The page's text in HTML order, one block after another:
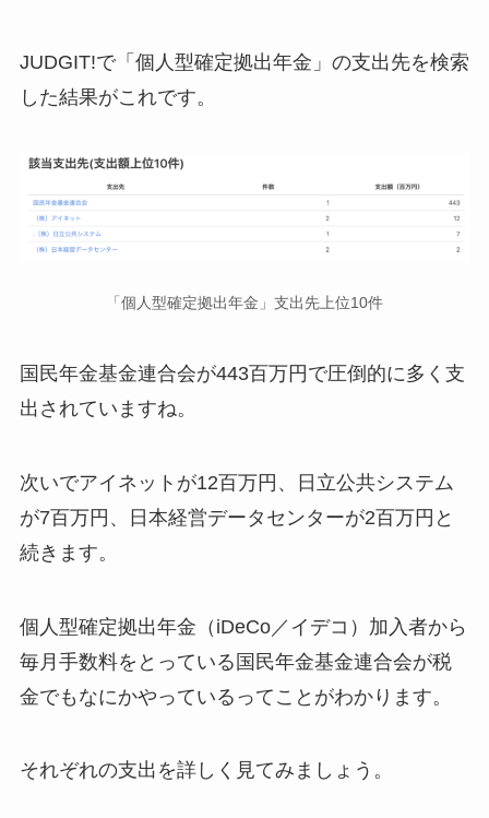
JUDGIT!で「個人型確定拠出年金」の支出先を検索
した結果がこれです。
「個人型確定拠出年金」支出先上位10件
国民年金基金連合会が443百万円で圧倒的に多く支
出されていますね。
次いでアイネットが12百万円、日立公共システム
が7百万円、日本経営データセンターが2百万円と
続きます。
個人型確定拠出年金（iDeCo／イデコ）加入者から
毎月手数料をとっている国民年金基金連合会が税
金でもなにかやっているってことがわかります。
それぞれの支出を詳しく見てみましょう。